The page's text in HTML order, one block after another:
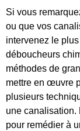
Si vous
ou que vos
intervenez le
déboucheurs
méthodes de
mettre en œuvre
plusieurs
une canalisation.
pour remédier à